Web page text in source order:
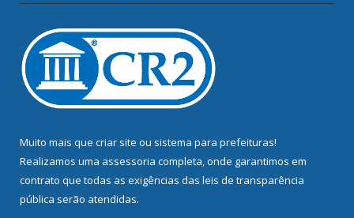
Muito mais que criar site ou sistema para prefeituras!
Realizamos uma assessoria completa, onde garantimos em
contrato que todas as exigências das leis de transparência
pública serão atendidas.